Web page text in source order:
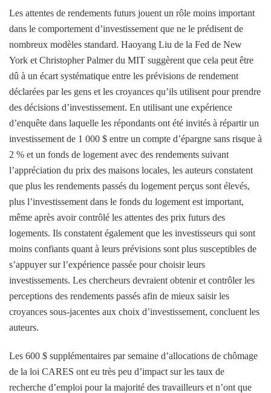
Les attentes de rendements futurs jouent un rôle moins important
dans le comportement d’investissement que ne le prédisent de
nombreux modèles standard. Haoyang Liu de la Fed de New
York et Christopher Palmer du MIT suggèrent que cela peut être
dû à un écart systématique entre les prévisions de rendement
déclarées par les gens et les croyances qu’ils utilisent pour prendre
des décisions d’investissement. En utilisant une expérience
d’enquête dans laquelle les répondants ont été invités à répartir un
investissement de 1 000 $ entre un compte d’épargne sans risque à
2 % et un fonds de logement avec des rendements suivant
l’appréciation du prix des maisons locales, les auteurs constatent
que plus les rendements passés du logement perçus sont élevés,
plus l’investissement dans le fonds du logement est important,
même après avoir contrôlé les attentes des prix futurs des
logements. Ils constatent également que les investisseurs qui sont
moins confiants quant à leurs prévisions sont plus susceptibles de
s’appuyer sur l’expérience passée pour choisir leurs
investissements. Les chercheurs devraient obtenir et contrôler les
perceptions des rendements passés afin de mieux saisir les
croyances sous-jacentes aux choix d’investissement, concluent les
auteurs.
Les 600 $ supplémentaires par semaine d’allocations de chômage
de la loi CARES ont eu très peu d’impact sur les taux de
recherche d’emploi pour la majorité des travailleurs et n’ont que